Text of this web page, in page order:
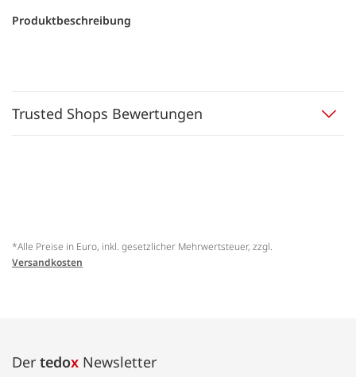
Produktbeschreibung
Trusted Shops Bewertungen
*Alle Preise in Euro, inkl. gesetzlicher Mehrwertsteuer, zzgl.
Versandkosten
Der tedox Newsletter